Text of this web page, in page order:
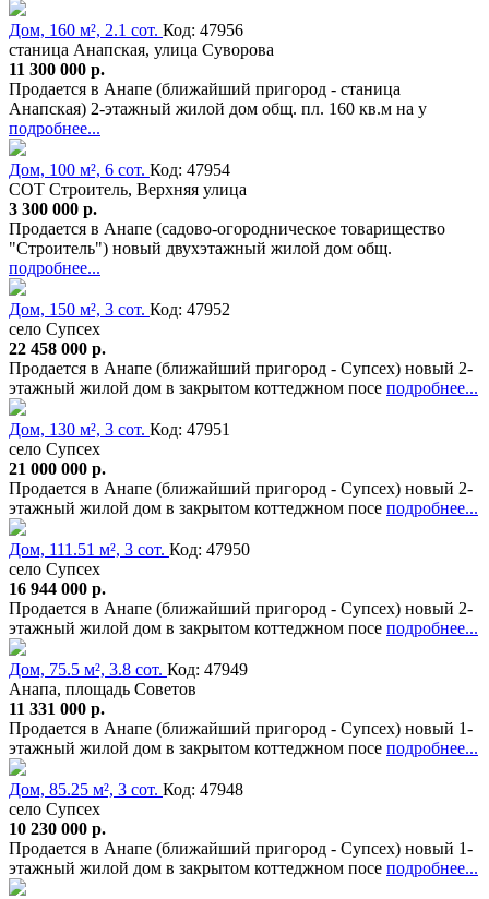
Дом, 160 м², 2.1 сот. Код: 47956
станица Анапская, улица Суворова
11 300 000 р.
Продается в Анапе (ближайший пригород - станица
Анапская) 2-этажный жилой дом общ. пл. 160 кв.м на у
подробнее...
Дом, 100 м², 6 сот. Код: 47954
СОТ Строитель, Верхняя улица
3 300 000 р.
Продается в Анапе (садово-огородническое товарищество
"Строитель") новый двухэтажный жилой дом общ.
подробнее...
Дом, 150 м², 3 сот. Код: 47952
село Супсех
22 458 000 р.
Продается в Анапе (ближайший пригород - Супсех) новый 2-
этажный жилой дом в закрытом коттеджном посе подробнее...
Дом, 130 м², 3 сот. Код: 47951
село Супсех
21 000 000 р.
Продается в Анапе (ближайший пригород - Супсех) новый 2-
этажный жилой дом в закрытом коттеджном посе подробнее...
Дом, 111.51 м², 3 сот. Код: 47950
село Супсех
16 944 000 р.
Продается в Анапе (ближайший пригород - Супсех) новый 2-
этажный жилой дом в закрытом коттеджном посе подробнее...
Дом, 75.5 м², 3.8 сот. Код: 47949
Анапа, площадь Советов
11 331 000 р.
Продается в Анапе (ближайший пригород - Супсех) новый 1-
этажный жилой дом в закрытом коттеджном посе подробнее...
Дом, 85.25 м², 3 сот. Код: 47948
село Супсех
10 230 000 р.
Продается в Анапе (ближайший пригород - Супсех) новый 1-
этажный жилой дом в закрытом коттеджном посе подробнее...